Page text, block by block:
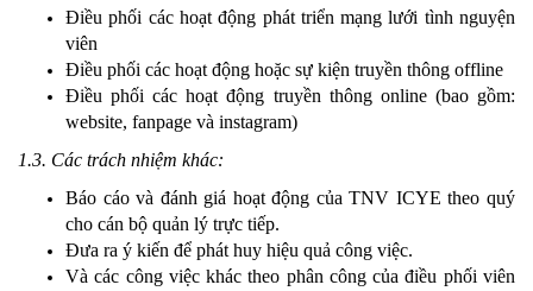
Điều phối các hoạt động phát triển mạng lưới tình nguyện
viên
Điều phối các hoạt động hoặc sự kiện truyền thông offline
Điều phối các hoạt động truyền thông online (bao gồm:
website, fanpage và instagram)
1.3. Các trách nhiệm khác:
Báo cáo và đánh giá hoạt động của TNV ICYE theo quý
cho cán bộ quản lý trực tiếp.
Đưa ra ý kiến để phát huy hiệu quả công việc.
Và các công việc khác theo phân công của điều phối viên